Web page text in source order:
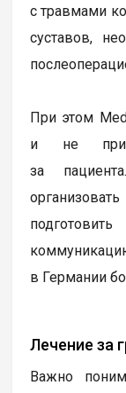
с травмами
суставов,
При этом
и не
за
в Германии
Лечение за
Важно